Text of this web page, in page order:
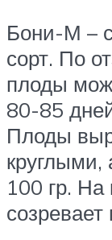
Бони-М –
сорт. По
плоды
80-85
Плоды
100 гр. На